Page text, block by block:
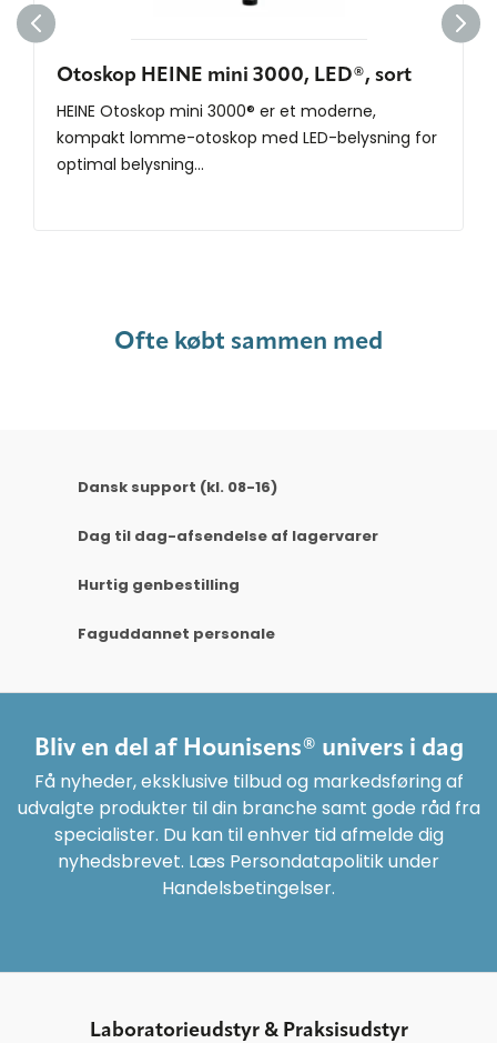
Otoskop HEINE mini 3000, LED®, sort
HEINE Otoskop mini 3000® er et moderne,
kompakt lomme-otoskop med LED-belysning for
optimal belysning...
Ofte købt sammen med
Dansk support (kl. 08-16)
Dag til dag-afsendelse af lagervarer
Hurtig genbestilling
Faguddannet personale
Bliv en del af Hounisens® univers i dag
Få nyheder, eksklusive tilbud og markedsføring af
udvalgte produkter til din branche samt gode råd fra
specialister. Du kan til enhver tid afmelde dig
nyhedsbrevet. Læs Persondatapolitik under
Handelsbetingelser.
Laboratorieudstyr & Praksisudstyr